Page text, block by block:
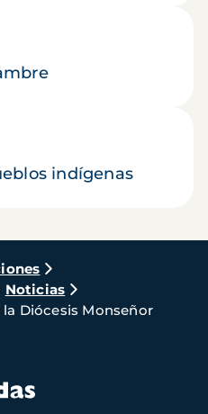
indígenas
Noticias
Diócesis Monseñor